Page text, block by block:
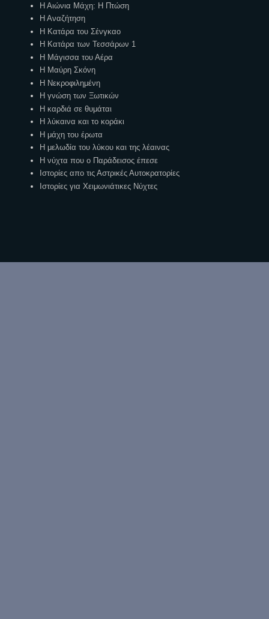
Η Αιώνια Μάχη: Η Πτώση
Η Αναζήτηση
Η Κατάρα του Σένγκαο
Η Κατάρα των Τεσσάρων 1
Η Μάγισσα του Αέρα
Η Μαύρη Σκόνη
Η Νεκροφιλημένη
Η γνώση των Ξωτικών
Η καρδιά σε θυμάται
Η λύκαινα και το κοράκι
Η μάχη του έρωτα
Η μελωδία του λύκου και της λέαινας
Η νύχτα που ο Παράδεισος έπεσε
Ιστορίες απο τις Αστρικές Αυτοκρατορίες
Ιστορίες για Χειμωνιάτικες Νύχτες